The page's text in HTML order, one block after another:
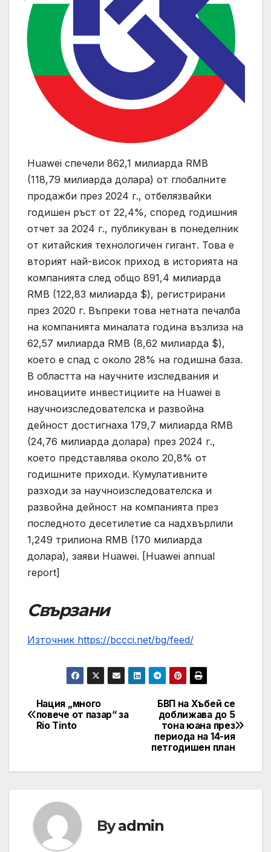
Huawei спечели 862,1 милиарда RMB
(118,79 милиарда долара) от глобалните
продажби през 2024 г., отбелязвайки
годишен ръст от 22,4%, според годишния
отчет за 2024 г., публикуван в понеделник
от китайския технологичен гигант. Това е
вторият най-висок приход в историята на
компанията след общо 891,4 милиарда
RMB (122,83 милиарда $), регистрирани
през 2020 г. Въпреки това нетната печалба
на компанията миналата година възлиза на
62,57 милиарда RMB (8,62 милиарда $),
което е спад с около 28% на годишна база.
В областта на научните изследвания и
иновациите инвестициите на Huawei в
научноизследователска и развойна
дейност достигнаха 179,7 милиарда RMB
(24,76 милиарда долара) през 2024 г.,
което представлява около 20,8% от
годишните приходи. Кумулативните
разходи за научноизследователска и
развойна дейност на компанията през
последното десетилетие са надхвърлили
1,249 трилиона RMB (170 милиарда
долара), заяви Huawei. [Huawei annual
report]
Свързани
Източник https://bccci.net/bg/feed/
Post
navigation
БВП на Хъбей се
доближава до 5
тона юана през
периода на 14-ия
петгодишен план
Нация „много
повече от пазар“ за
Rio Tinto
Byadmin